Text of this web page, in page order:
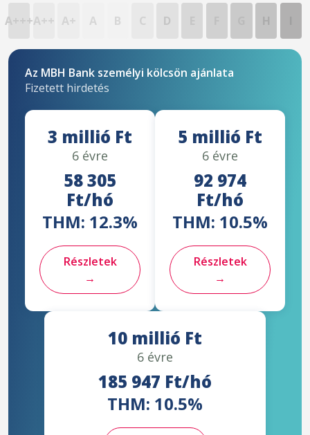
A+++A++ A+ A B C D
Az MBH Bank személyi kölcsön ajánlata
Fizetett hirdetés
3 millió Ft
6 évre
58 305
Ft/hó
THM: 12.3%
Részletek
→
5 millió Ft
6 évre
92 974
Ft/hó
THM: 10.5%
Részletek
→
10 millió Ft
6 évre
185 947 Ft/hó
THM: 10.5%